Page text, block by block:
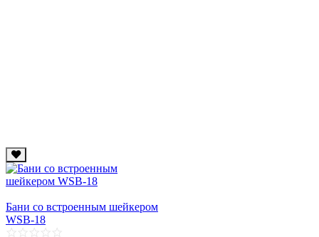
Бани со встроенным шейкером
WSB-18